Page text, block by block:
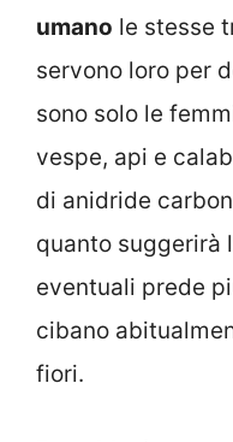
umano le stesse
servono loro per
sono solo le
vespe, api e
di anidride
quanto suggerirà
eventuali prede
cibano
fiori.